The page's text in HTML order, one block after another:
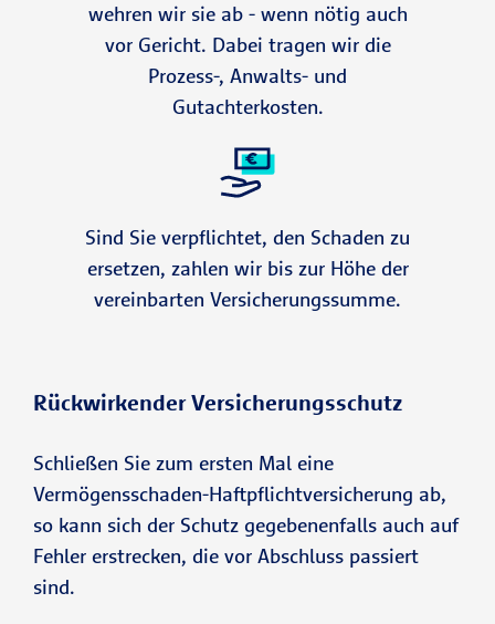
wehren wir sie ab - wenn nötig auch
vor Gericht. Dabei tragen wir die
Prozess-, Anwalts- und
Gutachterkosten.
Sind Sie verpflichtet, den Schaden zu
ersetzen, zahlen wir bis zur Höhe der
vereinbarten Versicherungssumme.
Rückwirkender Versicherungsschutz
Schließen Sie zum ersten Mal eine
Vermögensschaden-Haftpflichtversicherung ab,
so kann sich der Schutz gegebenenfalls auch auf
Fehler erstrecken, die vor Abschluss passiert
sind.